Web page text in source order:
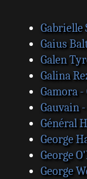
Gabrielle
Gaius
Galen
Galina
Gamora
Gauvain
Général
George
George
George